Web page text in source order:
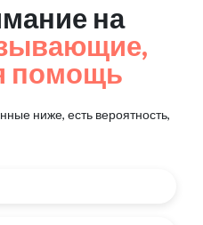
на
помощь
ниже, есть вероятность,